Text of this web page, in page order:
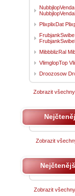
NubbjlopVenda
PlixplixDat
FrubjankSwibe
MibbblizRal
VlimglopTop
Droozosow
Zobrazit
Zobrazit
Zobrazit